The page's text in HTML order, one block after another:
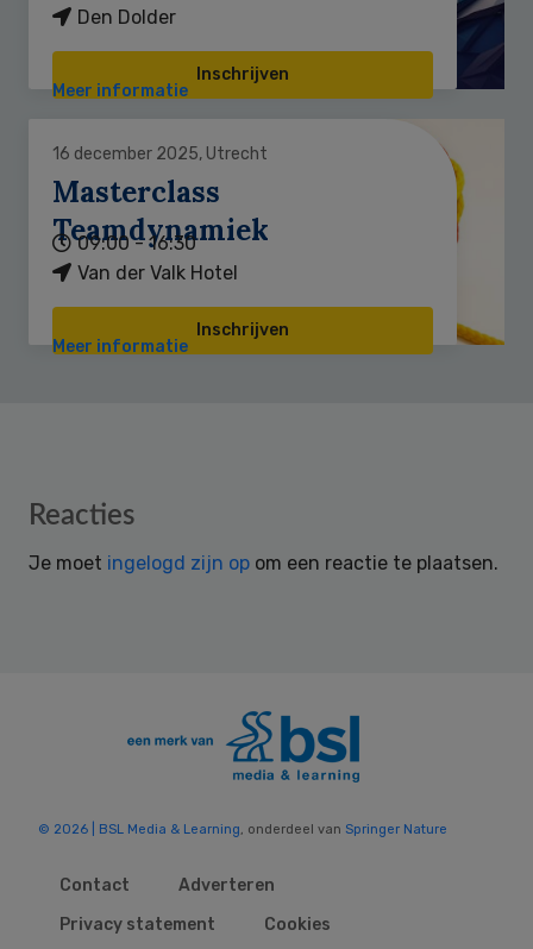
Den Dolder
Inschrijven
Meer informatie
16 december 2025, Utrecht
Masterclass
Teamdynamiek
09:00 - 16:30
Van der Valk Hotel
Inschrijven
Meer informatie
Reader
Reacties
Je moet ingelogd zijn op om een reactie te plaatsen.
© 2026 | BSL Media & Learning, onderdeel van Springer Nature
Contact
Adverteren
Privacy statement
Cookies